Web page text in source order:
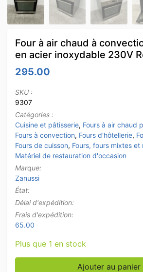
Four à air chaud à
en acier inoxydable 230V
295.00
SKU :
9307
Catégories :
Cuisine et pâtisserie, Fours à air chaud
Fours à convection, Fours d'hôtellerie,
Fours de cuisson, Fours, fours mixtes
Matériel de restauration d'occasion
Marque:
Zanussi
État:
Délai d'expédition:
Frais d'expédition:
65.00
Plus que 1 en stock
quantité de Four à air chaud à
Ajouter au panier